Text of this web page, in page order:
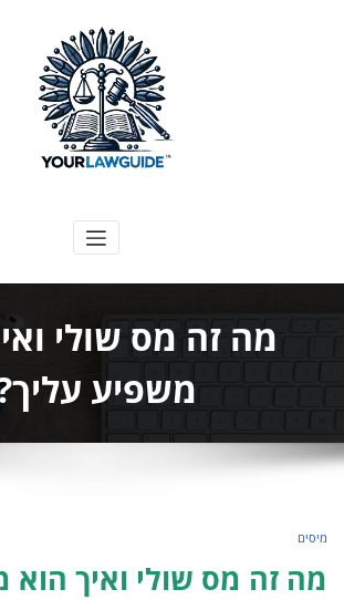
המדריך המשפטי
מה זה מס שולי
משפיע
מיסים
מה זה מס שולי ואיך הוא